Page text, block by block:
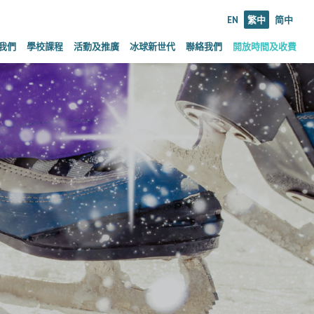
EN 繁中 简中
們 學校課程 活動及推廣 冰球新世代 聯絡我們 開放時間及收費